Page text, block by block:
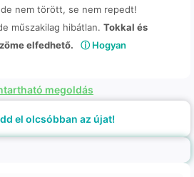
nem törött, se nem repedt!
műszakilag hibátlan. Tokkal és
elfedhető.
ⓘ Hogyan
megoldás
el olcsóbban az újat!